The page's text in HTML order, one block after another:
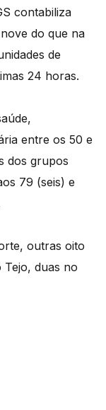
contabiliza
do que na
de
24 horas.
entre os 50 e
dos grupos
79 (seis) e
outras oito
Tejo, duas no